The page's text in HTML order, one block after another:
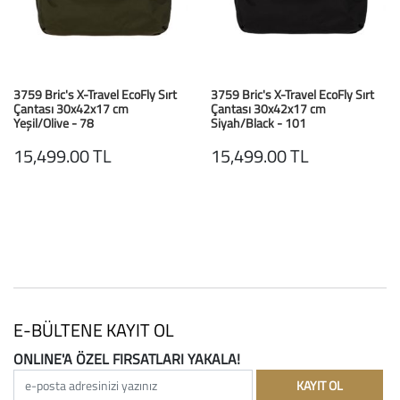
Büyük Beden
Crocs
Mini Melissa
Primigi
Kids
Dizlikler
Fıtık Bağları
Kol Askısı
Parmak Atelleri
Metal Ortopedi
Kifidis Softstep
Kifidis Aqua
K1992 Serisi
3759 Bric's X-Travel EcoFly Sırt
Çantası 30x42x17 cm
Yeşil/Olive - 78
15,499.00 TL
3759 Bric's X-Travel EcoFly Sırt
Çantası 30x42x17 cm
Siyah/Black - 101
15,499.00 TL
E-BÜLTENE KAYIT OL
ONLINE'A ÖZEL FIRSATLARI YAKALA!
e-posta adresinizi yazınız
KAYIT OL